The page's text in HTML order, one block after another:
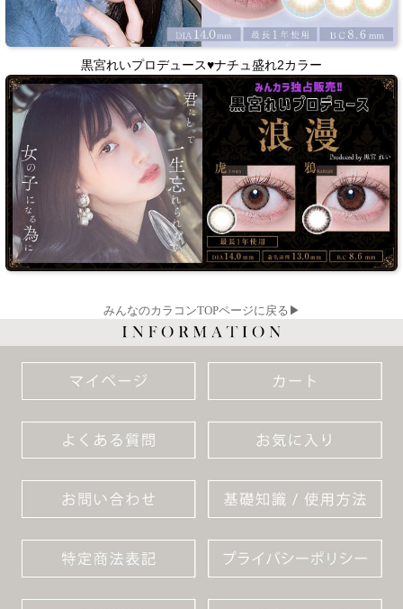
黒宮れいプロデュース♥ナチュ盛れ2カラー
みんなのカラコンTOPページに戻る▶